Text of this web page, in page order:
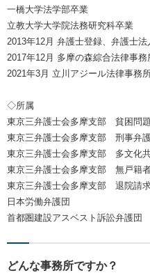
一橋大学法学部卒業
立教大学大学院法務研究科卒業
2013年12月 弁護士登録、弁護士
2017年12月 多摩の森綜合法律事務
2021年3月 立川アジール法律事務
◇所属
東京三弁護士会多摩支部 貧困問
東京三弁護士会多摩支部 刑事弁
東京三弁護士会多摩支部 多文化
東京三弁護士会多摩支部 無戸籍
東京三弁護士会多摩支部 退院請
日本労働弁護団
首都圏建設アスベスト訴訟弁護団
どんな事務所ですか？